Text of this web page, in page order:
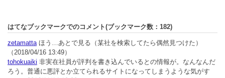
はてなブックマークでのコメント(ブックマーク数： 182)
zetamattaほう…あとで見る（某社を検索してたら偶然見つけた）
（2018/04/16 13:49）
tohokuaiki 非実在社員が評判を書き込んでいるとの情報が。なんなんだ
ろう。普通に悪評とか立てられるサイトになってしまうような気がす